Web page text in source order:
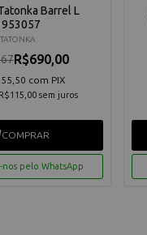
Barrel L
TATONKA
R$690,00
com PIX
R$115,00 sem juros
COMPRAR
nos pelo WhatsApp